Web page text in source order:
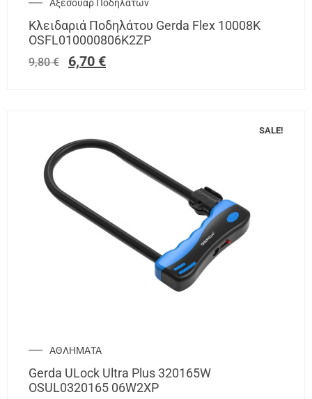
Αξεσουάρ Ποδηλάτων
Κλειδαριά Ποδηλάτου Gerda Flex 10008K
OSFL010000806K2ZP
9,80€ 6,70 €
SALE!
ΑΘΛΗΜΑΤΑ
Gerda ULock Ultra Plus 320165W
OSUL0320165 06W2XP